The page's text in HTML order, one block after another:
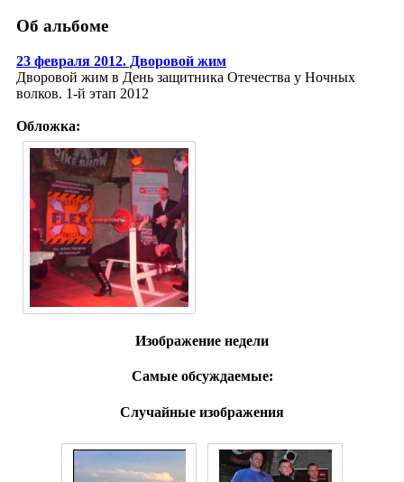
Об альбоме
23 февраля 2012. Дворовой жим
Дворовой жим в День защитника Отечества у Ночных
волков. 1-й этап 2012
Обложка:
Изображение недели
Самые обсуждаемые:
Случайные изображения